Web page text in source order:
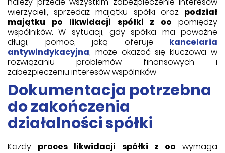
wierzycieli, sprzedaż majątku spółki oraz podział
majątku po likwidacji spółki z oo pomiędzy
wspólników. W sytuacji, gdy spółka ma poważne
długi, pomoc, jaką oferuje kancelaria
antywindykacyjna, może okazać się kluczowa w
rozwiązaniu problemów finansowych i
zabezpieczeniu interesów wspólników
Dokumentacja potrzebna
do zakończenia
działalności spółki
Każdy proces likwidacji spółki z oo wymaga